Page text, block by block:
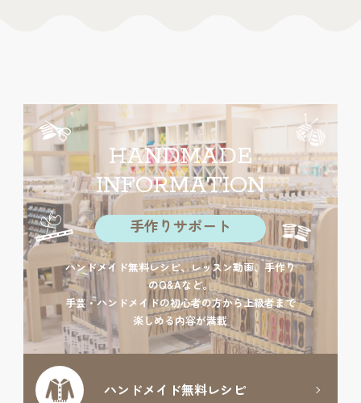
HANDMADE
INFORMATION
手作りサポート
ハンドメイド無料レシピ、レッスン動画、手作り
のQ&Aなど。
手芸・ハンドメイドの初心者の方から上級者まで
楽しめる内容が満載
ハンドメイド無料レシピ